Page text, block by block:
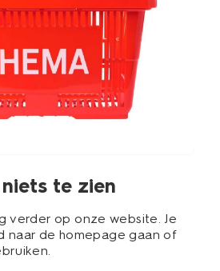
te zien
verder op onze website. Je
naar de homepage gaan of